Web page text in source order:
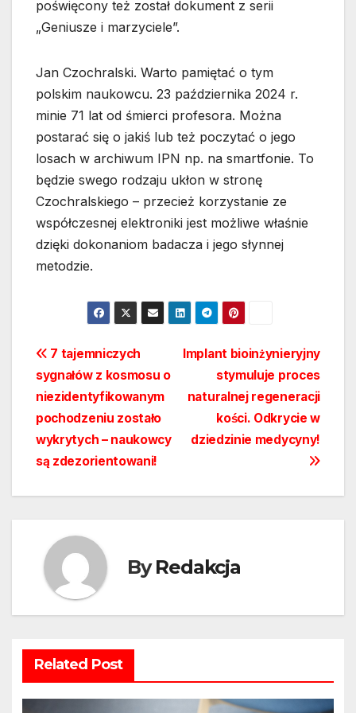
poświęcony też został dokument z serii
„Geniusze i marzyciele”.
Jan Czochralski. Warto pamiętać o tym
polskim naukowcu. 23 października 2024 r.
minie 71 lat od śmierci profesora. Można
postarać się o jakiś lub też poczytać o jego
losach w archiwum IPN np. na smartfonie. To
będzie swego rodzaju ukłon w stronę
Czochralskiego – przecież korzystanie ze
współczesnej elektroniki jest możliwe właśnie
dzięki dokonaniom badacza i jego słynnej
metodzie.
Nawigacja
wpisu
Implant bioinżynieryjny
stymuluje proces
naturalnej regeneracji
kości. Odkrycie w
dziedzinie medycyny!
7 tajemniczych
sygnałów z kosmosu o
niezidentyfikowanym
pochodzeniu zostało
wykrytych – naukowcy
są zdezorientowani!
ByRedakcja
Related Post